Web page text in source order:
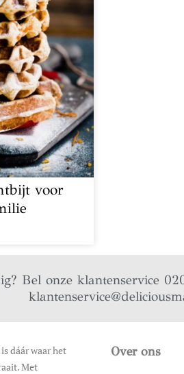
voor
Bel onze klantenservice
dáár waar het
Met
Over ons